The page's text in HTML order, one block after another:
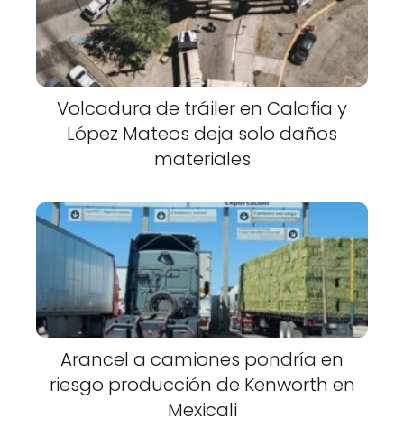
Volcadura de tráiler en Calafia y
López Mateos deja solo daños
materiales
Arancel a camiones pondría en
riesgo producción de Kenworth en
Mexicali